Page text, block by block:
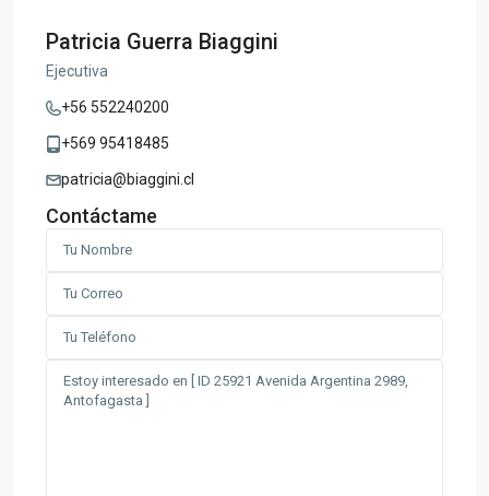
Patricia Guerra Biaggini
Ejecutiva
+56 552240200
+569 95418485
patricia@biaggini.cl
Contáctame